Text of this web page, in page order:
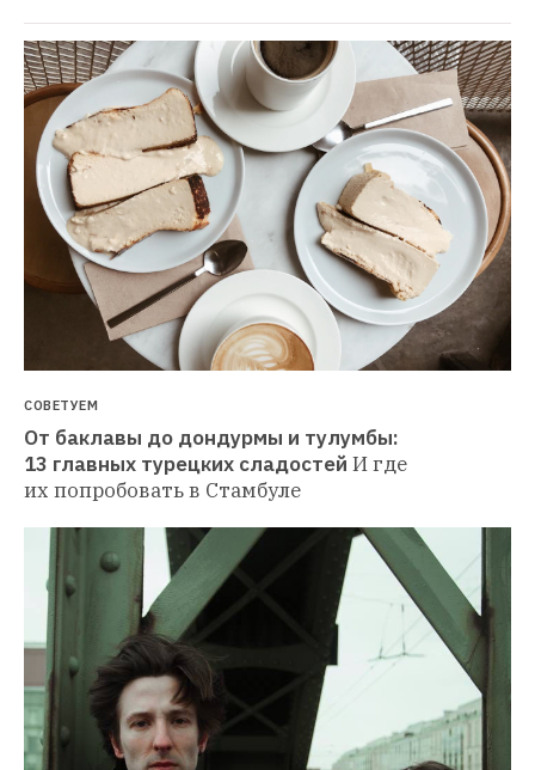
СОВЕТУЕМ
От баклавы до дондурмы и тулумбы:
13 главных турецких сладостей И где
их попробовать в Стамбуле